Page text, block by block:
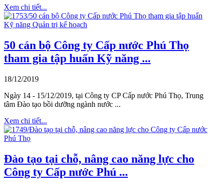
Xem chi tiết...
50 cán bộ Công ty Cấp nước Phú Thọ
tham gia tập huấn Kỹ năng ...
18/12/2019
Ngày 14 - 15/12/2019, tại Công ty CP Cấp nước Phú Thọ, Trung
tâm Đào tạo bồi dưỡng ngành nước ...
Xem chi tiết...
Đào tạo tại chỗ, nâng cao năng lực cho
Công ty Cấp nước Phú ...